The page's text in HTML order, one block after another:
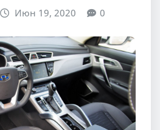
Июн 19, 2020 0